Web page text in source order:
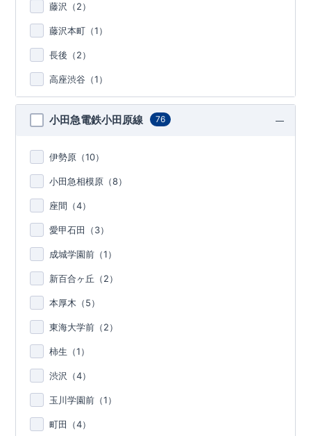
藤沢（2）
藤沢本町（1）
長後（2）
高座渋谷（1）
小田急電鉄小田原線 76
伊勢原（10）
小田急相模原（8）
座間（4）
愛甲石田（3）
成城学園前（1）
新百合ヶ丘（2）
本厚木（5）
東海大学前（2）
柿生（1）
渋沢（4）
玉川学園前（1）
町田（4）